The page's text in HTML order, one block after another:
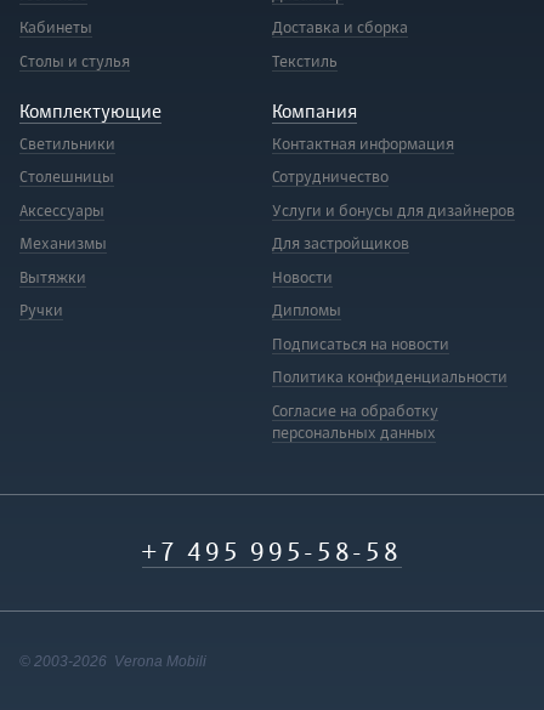
+7 495 995-58-58
Кабинеты
Столы и стулья
Доставка и сборка
Текстиль
Комплектующие
Светильники
Столешницы
Аксессуары
Механизмы
Вытяжки
Ручки
Компания
Контактная информация
Сотрудничество
Услуги и бонусы для дизайнеров
Для застройщиков
Новости
Дипломы
Подписаться на новости
Политика конфиденциальности
Согласие на обработку
персональных данных
© 2003-2026 Verona Mobili